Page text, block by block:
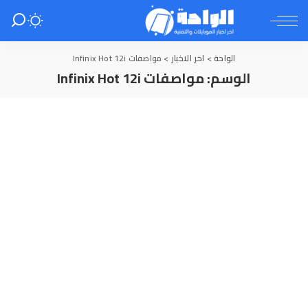
الواحة > اخر الاخبار > مواصفات Infinix Hot 12i
الوسم:مواصفات Infinix Hot 12i